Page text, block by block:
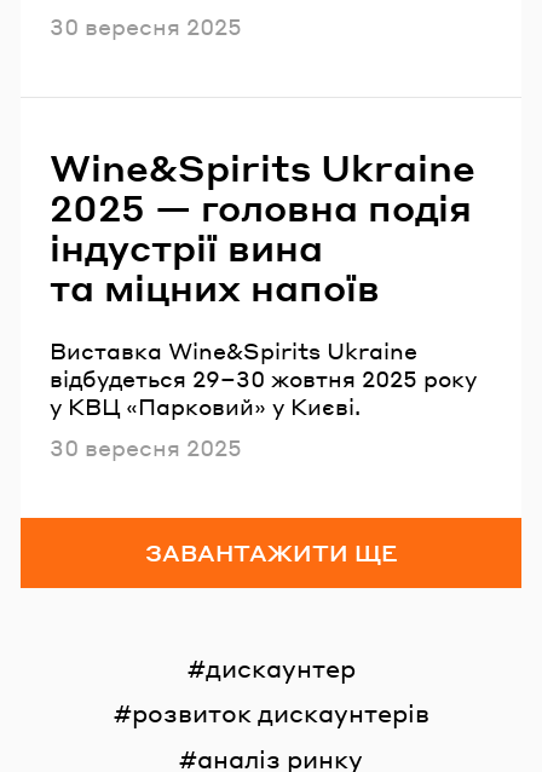
Опубліковано
30 вересня 2025
Wine&Spirits Ukraine
2025 — головна подія
індустрії вина
та міцних напоїв
Виставка Wine&Spirits Ukraine
відбудеться 29–30 жовтня 2025 року
у КВЦ «Парковий» у Києві.
Опубліковано
30 вересня 2025
ЗАВАНТАЖИТИ ЩЕ
дискаунтер
розвиток дискаунтерів
аналіз ринку